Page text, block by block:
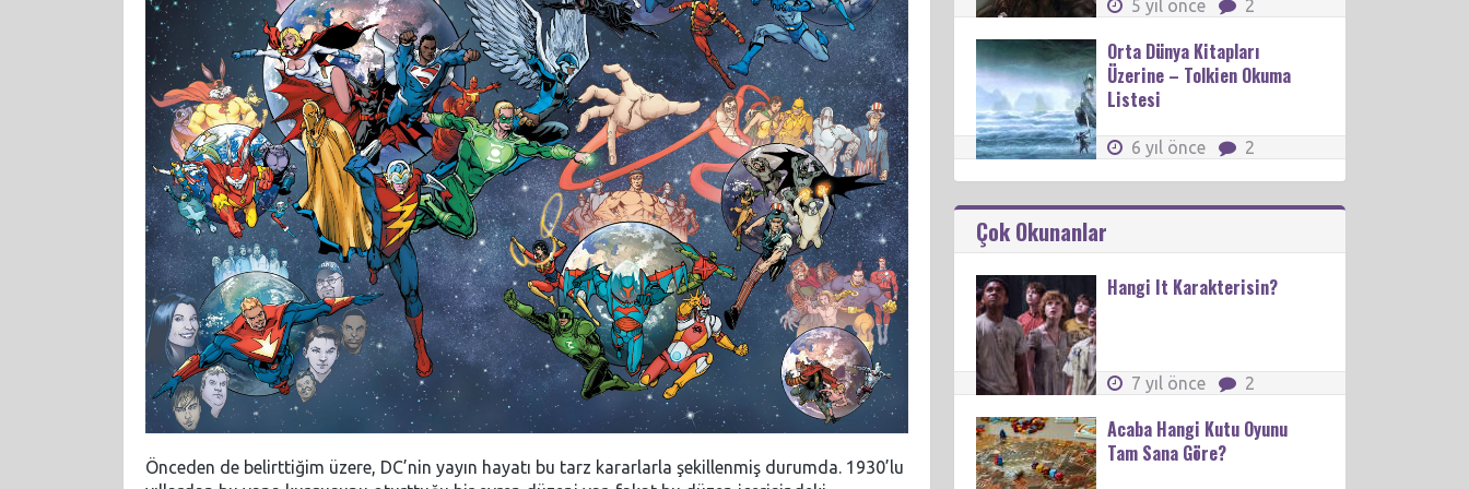
Önceden de belirttiğim üzere, DC’nin yayın hayatı bu tarz kararlarla şekillenmiş durumda. 1930’lu
5 yıl önce 2
Orta Dünya Kitapları
Üzerine – Tolkien Okuma
Listesi
6 yıl önce 2
Çok Okunanlar
Hangi It Karakterisin?
7 yıl önce 2
Acaba Hangi Kutu Oyunu
Tam Sana Göre?